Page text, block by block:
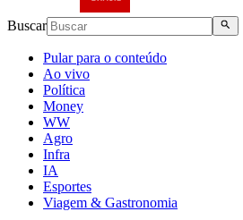
Buscar
Pular para o conteúdo
Ao vivo
Política
Money
WW
Agro
Infra
IA
Esportes
Viagem & Gastronomia